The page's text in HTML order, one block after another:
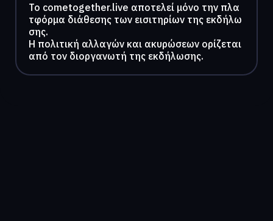
To cometogether.live αποτελεί μόνο την πλα
τφόρμα διάθεσης των εισιτηρίων της εκδήλω
σης.
Η πολιτική αλλαγών και ακυρώσεων ορίζεται
από τον διοργανωτή της εκδήλωσης.